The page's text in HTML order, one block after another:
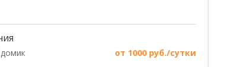
от 1000 руб./сутки